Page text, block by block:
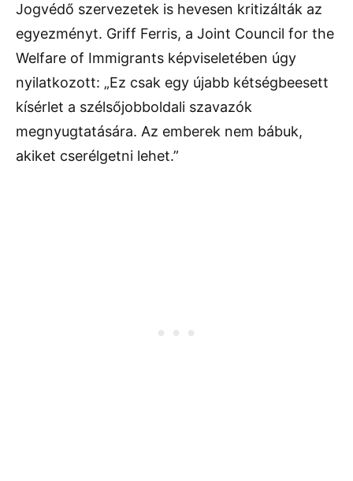
Jogvédő szervezetek is hevesen kritizálták az
egyezményt. Griff Ferris, a Joint Council for the
Welfare of Immigrants képviseletében úgy
nyilatkozott: „Ez csak egy újabb kétségbeesett
kísérlet a szélsőjobboldali szavazók
megnyugtatására. Az emberek nem bábuk,
akiket cserélgetni lehet.”